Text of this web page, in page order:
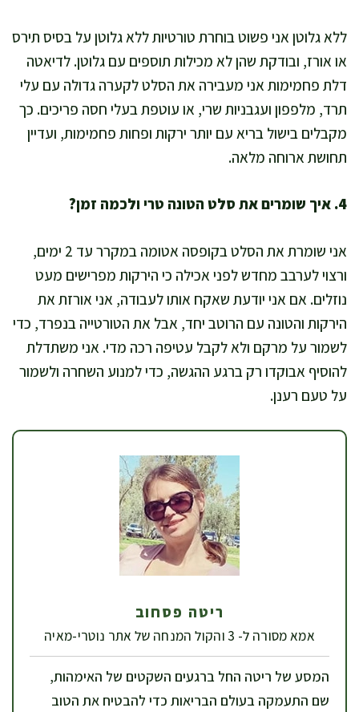
ללא גלוטן אני פשוט בוחרת טורטיות ללא גלוטן על בסיס תירס
או אורז, ובודקת שהן לא מכילות תוספים עם גלוטן. לדיאטה
דלת פחמימות אני מעבירה את הסלט לקערה גדולה עם עלי
תרד, מלפפון ועגבניות שרי, או עוטפת בעלי חסה פריכים. כך
מקבלים בישול בריא עם יותר ירקות ופחות פחמימות, ועדיין
תחושת ארוחה מלאה.
4. איך שומרים את סלט הטונה טרי ולכמה זמן?
אני שומרת את הסלט בקופסה אטומה במקרר עד 2 ימים,
ורצוי לערבב מחדש לפני אכילה כי הירקות מפרישים מעט
נוזלים. אם אני יודעת שאקח אותו לעבודה, אני אורזת את
הירקות והטונה עם הרוטב יחד, אבל את הטורטייה בנפרד, כדי
לשמור על מרקם ולא לקבל עטיפה רכה מדי. אני משתדלת
להוסיף אבוקדו רק ברגע ההגשה, כדי למנוע השחרה ולשמור
על טעם רענן.
ריטה פסחוב
אמא מסורה ל- 3 והקול המנחה של אתר נוטרי-מאיה
המסע של ריטה החל ברגעים השקטים של האימהות,
שם התעמקה בעולם הבריאות כדי להבטיח את הטוב